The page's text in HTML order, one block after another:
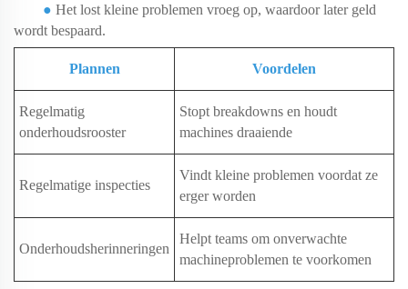
● Het lost kleine problemen vroeg op, waardoor later geld
wordt bespaard.
Plannen Voordelen
Regelmatig
onderhoudsrooster
Stopt breakdowns en houdt
machines draaiende
Regelmatige inspecties
Vindt kleine problemen voordat ze
erger worden
Onderhoudsherinneringen
Helpt teams om onverwachte
machineproblemen te voorkomen